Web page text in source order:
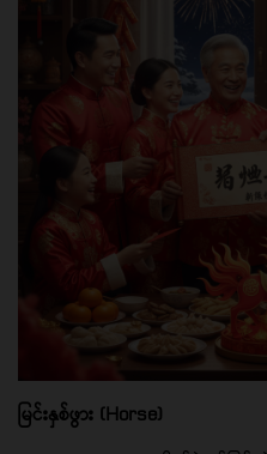
မြင်းနှစ်ဖွား (Horse)